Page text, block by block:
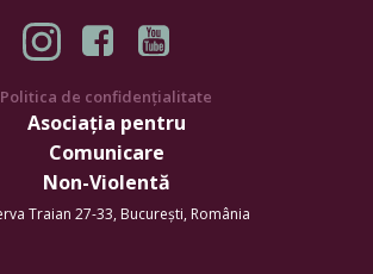
Politica de confidențialitate
Asociația pentru
Comunicare
Non-Violentă
Traian 27-33, București, România